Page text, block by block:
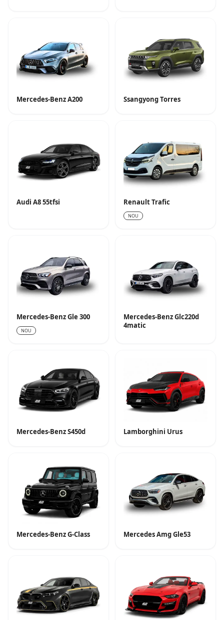
Mercedes-Benz A200 Ssangyong Torres
Audi A8 55tfsi Renault Trafic
NOU
Mercedes-Benz Gle 300
NOU
Mercedes-Benz Glc220d
4matic
Mercedes-Benz S450d Lamborghini Urus
Mercedes-Benz G-Class Mercedes Amg Gle53